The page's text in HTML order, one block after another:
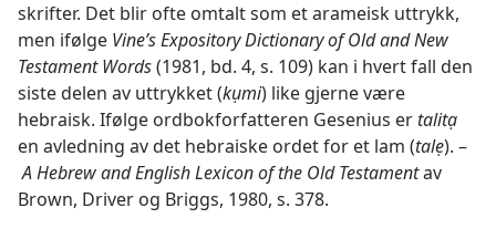
skrifter. Det blir ofte omtalt som et arameisk uttrykk,
men ifølge Vine’s Expository Dictionary of Old and New
Testament Words(1981, bd. 4, s. 109) kan i hvert fall den
siste delen av uttrykket (kụmi) like gjerne være
hebraisk. Ifølge ordbokforfatteren Gesenius er talitạ
en avledning av det hebraiske ordet for et lam (talẹ). –
A Hebrew and English Lexicon of the Old Testamentav
Brown, Driver og Briggs, 1980, s. 378.